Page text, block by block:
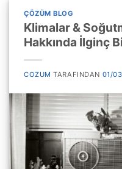
ÇÖZÜM BLOG
Klimalar &
Hakkında İlginç
COZUM TARAFINDAN 01/